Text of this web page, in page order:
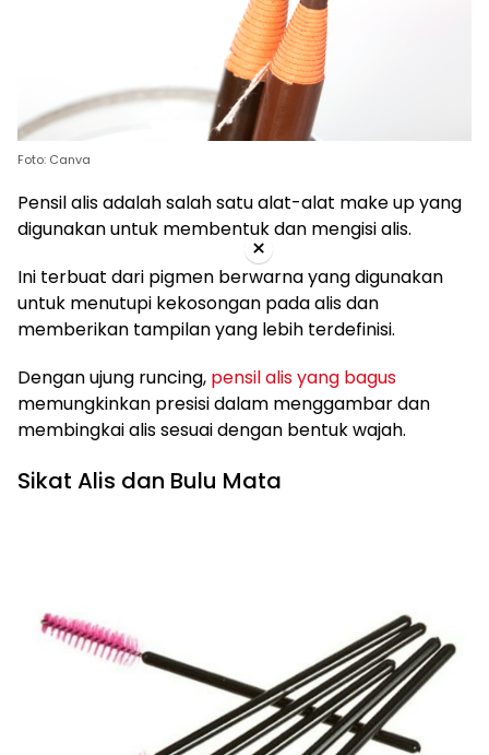
Foto: Canva
Pensil alis adalah salah satu alat-alat make up yang
digunakan untuk membentuk dan mengisi alis.
Ini terbuat dari pigmen berwarna yang digunakan
untuk menutupi kekosongan pada alis dan
memberikan tampilan yang lebih terdefinisi.
Dengan ujung runcing, pensil alis yang bagus
memungkinkan presisi dalam menggambar dan
membingkai alis sesuai dengan bentuk wajah.
Sikat Alis dan Bulu Mata
×